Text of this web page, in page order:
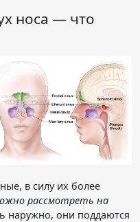
носа — что
в силу их более
рассмотреть на
наружно, они поддаются